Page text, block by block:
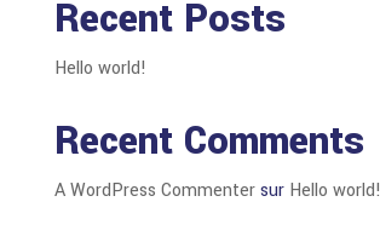
Recent Posts
Hello world!
Recent Comments
A WordPress Commentersur Hello world!